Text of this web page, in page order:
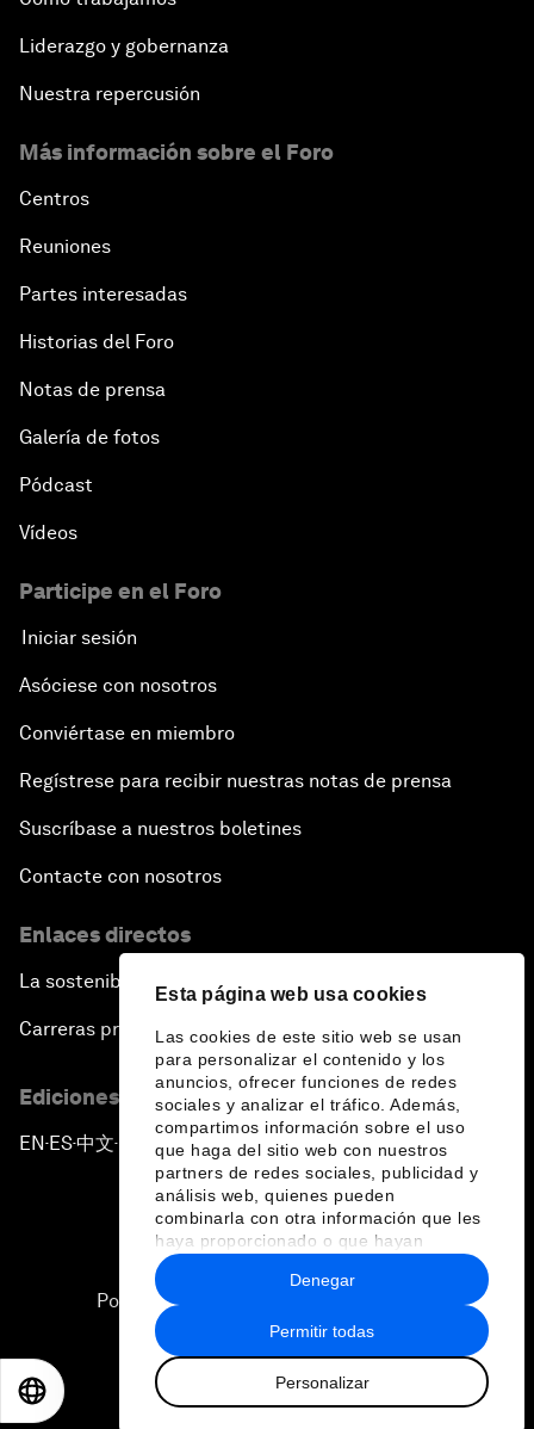
Esta página web usa cookies
Las cookies de este sitio web se usan
para personalizar el contenido y los
anuncios, ofrecer funciones de redes
sociales y analizar el tráfico. Además,
compartimos información sobre el uso
que haga del sitio web con nuestros
partners de redes sociales, publicidad y
análisis web, quienes pueden
combinarla con otra información que les
haya proporcionado o que hayan
recopilado a partir del uso que haya
hecho de sus servicios.
Permitir todas
Personalizar
Denegar
Liderazgo y gobernanza
Nuestra repercusión
Más información sobre el Foro
Centros
Reuniones
Partes interesadas
Historias del Foro
Notas de prensa
Galería de fotos
Pódcast
Vídeos
Participe en el Foro
Iniciar sesión
Asóciese con nosotros
Conviértase en miembro
Regístrese para recibir nuestras notas de prensa
Suscríbase a nuestros boletines
Contacte con nosotros
Enlaces directos
La sostenibilidad en el Foro
Carreras profesionales
Ediciones en otros idiomas
EN ▪ES▪中文▪ 日本語
Política de privacidad y normas de uso
Sitemap
2026 Foro Económico Mundial